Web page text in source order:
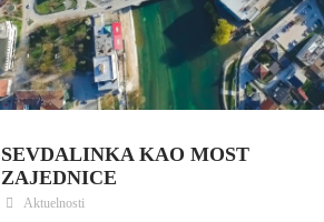
SEVDALINKA KAO MOST
ZAJEDNICE
Aktuelnosti